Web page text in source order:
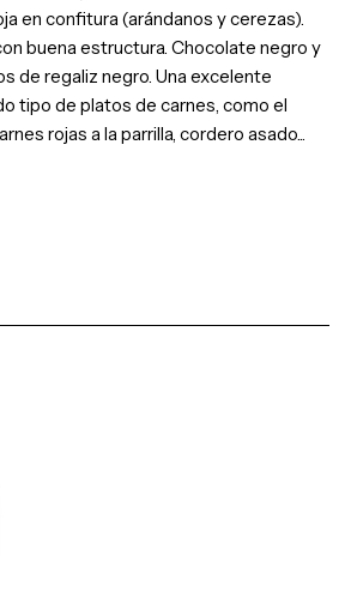
en confitura (arándanos y cerezas).
buena estructura. Chocolate negro y
de regaliz negro. Una excelente
tipo de platos de carnes, como el
rojas a la parrilla, cordero asado...